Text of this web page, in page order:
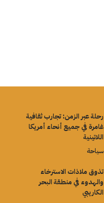
رحلة عبر الزمن: تجارب ثقافية
غامرة في جميع أنحاء أمريكا
اللاتينية
سياحة
تذوق ملاذات الاسترخاء
والهدوء في منطقة البحر
الكاريبي